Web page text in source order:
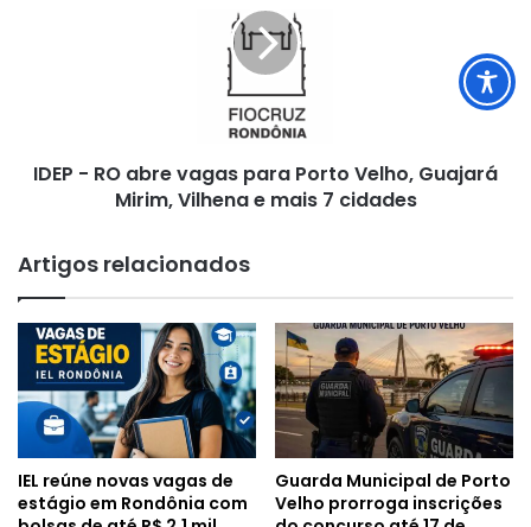
Mirim,
7
cidades
IDEP - RO abre vagas para Porto Velho, Guajará
Mirim, Vilhena e mais 7 cidades
Artigos relacionados
IEL reúne novas vagas de
estágio em Rondônia com
Guarda Municipal de Porto
Velho prorroga inscrições